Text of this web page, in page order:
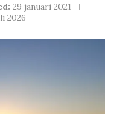
29 januari 2021
2026